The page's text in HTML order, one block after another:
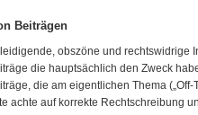
Beiträgen
obszöne und rechtswidrige
die hauptsächlich den Zweck
die am eigentlichen Thema
achte auf korrekte Rechtschreibung